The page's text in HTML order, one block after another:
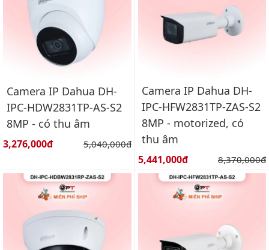
Camera IP Dahua DH-
IPC-HDW2831TP-AS-S2
8MP - có thu âm
Giá bán:
3,276,000đ Giá gốc:
5,040,000đ
Camera IP Dahua DH-
IPC-HFW2831TP-ZAS-S2
8MP - motorized, có
thu âm
Giá bán:
5,441,000đ Giá gốc:
8,370,000đ